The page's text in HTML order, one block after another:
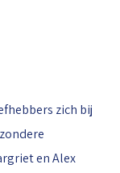
zich bij
en Alex